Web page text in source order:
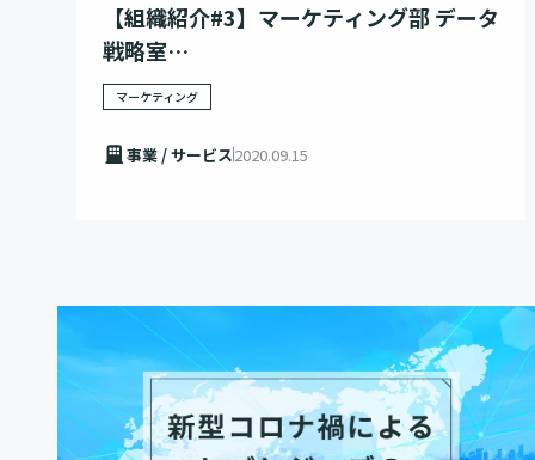
【組織紹介#3】マーケティング部 データ
戦略室
– あらゆるデータで事業のゲームチェン
ジを仕掛ける-
マーケティング
事業 / サービス2020.09.15